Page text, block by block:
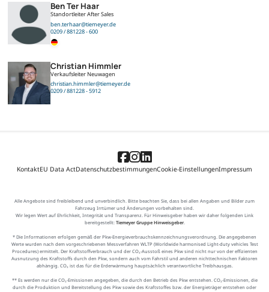
Ben Ter Haar
Standortleiter After Sales
ben.terhaar@tiemeyer.de
0209 / 881228 - 600
Christian Himmler
Verkaufsleiter Neuwagen
christian.himmler@tiemeyer.de
0209 / 881228 - 5912
KontaktEU Data ActDatenschutzbestimmungenCookie-EinstellungenImpressum
Alle Angebote sind freibleibend und unverbindlich. Bitte beachten Sie, dass bei allen Angaben und Bilder zum
Fahrzeug Irrtümer und Änderungen vorbehalten sind.
Wir legen Wert auf Ehrlichkeit, Integrität und Transparenz. Für Hinweisgeber haben wir daher folgenden Link
bereitgestellt: Tiemeyer Gruppe Hinweisgeber.
* Die Informationen erfolgen gemäß der Pkw-Energieverbrauchskennzeichnungsverordnung. Die angegebenen
Werte wurden nach dem vorgeschriebenen Messverfahren WLTP (Worldwide harmonised Light-duty vehicles Test
Procedures) ermittelt. Der Kraftstoffverbrauch und der CO₂-Ausstoß eines Pkw sind nicht nur von der effizienten
Ausnutzung des Kraftstoffs durch den Pkw, sondern auch vom Fahrstil und anderen nichttechnischen Faktoren
abhängig. CO₂ ist das für die Erderwärmung hauptsächlich verantwortliche Treibhausgas.
** Es werden nur die CO₂-Emissionen angegeben, die durch den Betrieb des Pkw entstehen. CO₂-Emissionen, die
durch die Produktion und Bereitstellung des Pkw sowie des Kraftstoffes bzw. der Energieträger entstehen oder